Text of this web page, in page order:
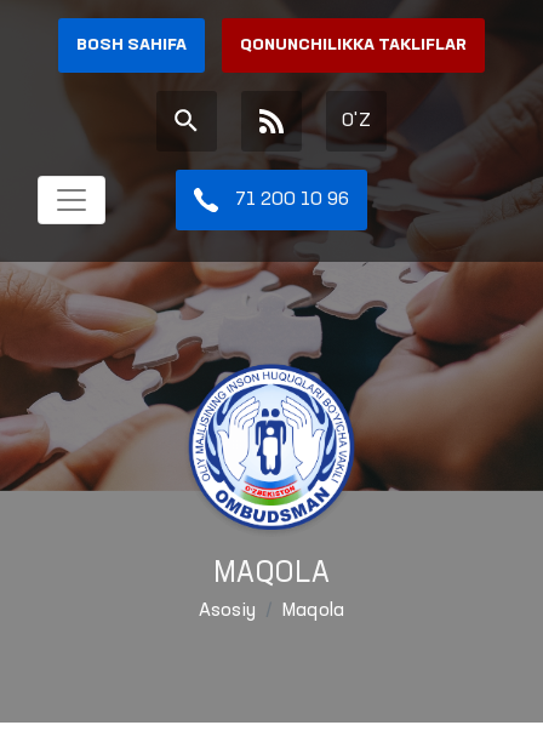
BOSH SAHIFA QONUNCHILIKKA TAKLIFLAR
O'Z
71 200 10 96
MAQOLA
Asosiy Maqola